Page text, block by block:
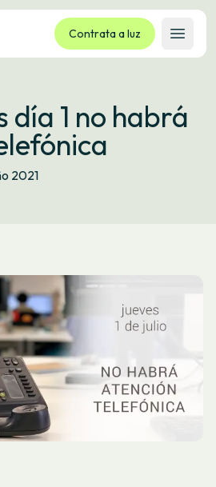
Contrata a luz
Abrir
día 1 no habrá
2021